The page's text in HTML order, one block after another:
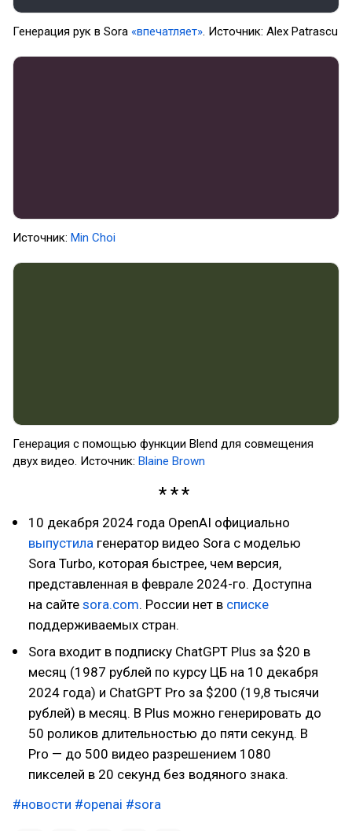
Генерация рук в Sora «впечатляет». Источник: Alex Patrascu
Источник: Min Choi
Генерация с помощью функции Blend для совмещения
двух видео. Источник: Blaine Brown
10 декабря 2024 года OpenAI официально
выпустила генератор видео Sora с моделью
Sora Turbo, которая быстрее, чем версия,
представленная в феврале 2024-го. Доступна
на сайте sora.com. России нет в списке
поддерживаемых стран.
Sora входит в подписку ChatGPT Plus за $20 в
месяц (1987 рублей по курсу ЦБ на 10 декабря
2024 года) и ChatGPT Pro за $200 (19,8 тысячи
рублей) в месяц. В Plus можно генерировать до
50 роликов длительностью до пяти секунд. В
Pro — до 500 видео разрешением 1080
пикселей в 20 секунд без водяного знака.
#новости #openai #sora